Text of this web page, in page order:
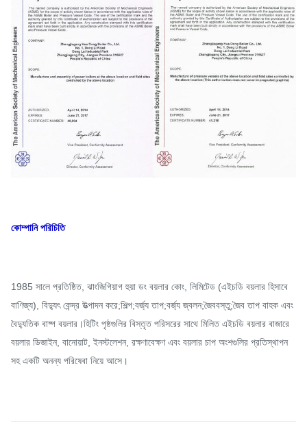
কোম্পানি পরিচিতি
1985 সালে প্রতিষ্ঠিত, ঝাংজিগিয়াগ হুয়া ডং বয়লার কোং, লিমিটেড (এইচডি বয়লার হিসাবে
বাণিজ্য), বিদ্যুৎ কেন্দ্র উত্পাদন করে;শিল্প;বর্জ্য তাপ;বর্জ্য জ্বলন;জৈববস্তু;জৈব তাপ বাহক এবং
বৈদ্যুতিক বাষ্প বয়লার।হিটিং পৃষ্ঠগুলির বিস্তৃত পরিসরের সাথে মিলিত এইচডি বয়লার বাজারে
বয়লার ডিজাইন, বানোয়াট, ইনস্টলেশন, রক্ষণাবেক্ষণ এবং বয়লার চাপ অংশগুলির প্রতিস্থাপন
সহ একটি অনন্য পরিষেবা নিয়ে আসে।